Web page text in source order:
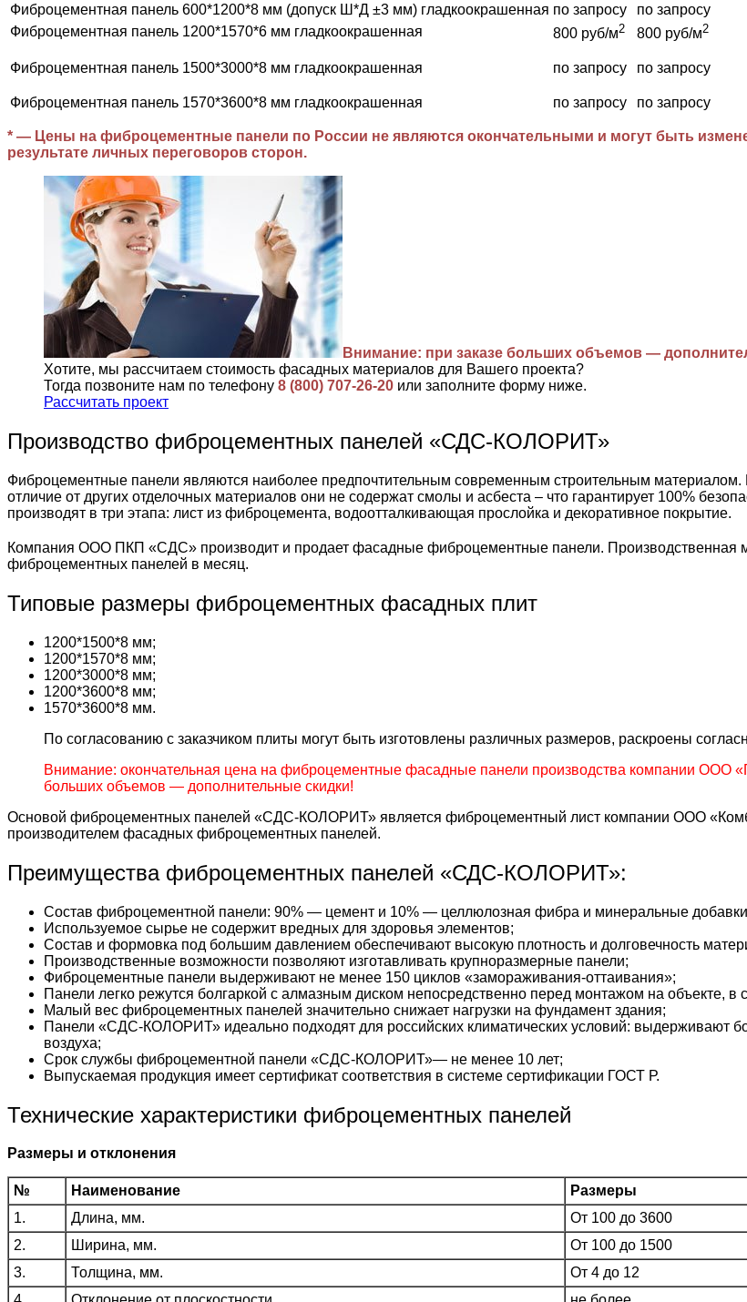
Фиброцементная панель 600*1200*8 мм (допуск Ш*Д ±3 мм) гладкоокрашенная по запросу
по запросу
Фиброцементная панель 1200*1570*6 мм гладкоокрашенная
800 руб/м2 800 руб/м2
Фиброцементная панель 1500*3000*8 мм гладкоокрашенная по запросу по запросу
Фиброцементная панель 1570*3600*8 мм гладкоокрашенная по запросу по запросу
* — Цены на фиброцементные панели по России не являются окончательными и могут быть
результате личных переговоров сторон.
Внимание: при заказе больших объемов —
Хотите, мы рассчитаем стоимость фасадных материалов для Вашего проекта?
Тогда позвоните нам по телефону 8 (800) 707-26-20 или заполните форму ниже.
Рассчитать проект
Производство фиброцементных панелей «СДС-КОЛОРИТ»
Фиброцементные панели являются наиболее предпочтительным современным строительным материалом.
отличие от других отделочных материалов они не содержат смолы и асбеста – что гарантирует 100%
производят в три этапа: лист из фиброцемента, водоотталкивающая прослойка и декоративное покрытие.
Компания ООО ПКП «СДС» производит и продает фасадные фиброцементные панели. Производственная
фиброцементных панелей в месяц.
Типовые размеры фиброцементных фасадных плит
1200*1500*8 мм;
1200*1570*8 мм;
1200*3000*8 мм;
1200*3600*8 мм;
1570*3600*8 мм.
По согласованию с заказчиком плиты могут быть изготовлены различных размеров, раскроены
Внимание: окончательная цена на фиброцементные фасадные панели производства компании ООО
больших объемов — дополнительные скидки!
Основой фиброцементных панелей «СДС-КОЛОРИТ» является фиброцементный лист компании ООО
производителем фасадных фиброцементных панелей.
Преимущества фиброцементных панелей «СДС-КОЛОРИТ»:
Состав фиброцементной панели: 90% — цемент и 10% — целлюлозная фибра и минеральные
Используемое сырье не содержит вредных для здоровья элементов;
Состав и формовка под большим давлением обеспечивают высокую плотность и долговечность
Производственные возможности позволяют изготавливать крупноразмерные панели;
Фиброцементные панели выдерживают не менее 150 циклов «замораживания-оттаивания»;
Панели легко режутся болгаркой с алмазным диском непосредственно перед монтажом на объекте, в
Малый вес фиброцементных панелей значительно снижает нагрузки на фундамент здания;
Панели «СДС-КОЛОРИТ» идеально подходят для российских климатических условий: выдерживают
воздуха;
Срок службы фиброцементной панели «СДС-КОЛОРИТ»— не менее 10 лет;
Выпускаемая продукция имеет сертификат соответствия в системе сертификации ГОСТ Р.
Технические характеристики фиброцементных панелей
Размеры и отклонения
№ Наименование Размеры
1.
Длина, мм. От 100 до 3600
2.
Ширина, мм. От 100 до 1500
3.
Толщина, мм. От 4 до 12